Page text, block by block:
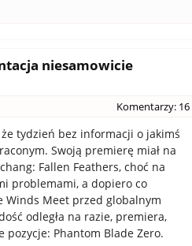
niesamowicie
Komentarzy: 16
tydzień bez informacji o jakimś
Swoją premierę miał na
Fallen Feathers, choć na
problemami, a dopiero co
Winds Meet przed globalnym
odległa na razie, premiera,
pozycje: Phantom Blade Zero.